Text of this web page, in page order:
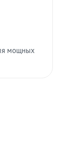
мощных